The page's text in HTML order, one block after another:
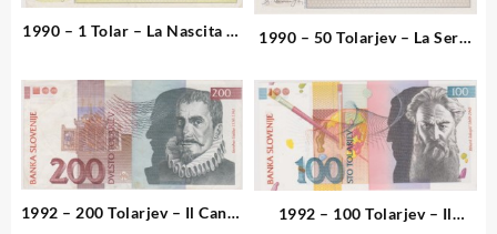
1990 – 1 Tolar – La Nascita di
1990 – 50 Tolarjev – La Serie
1992 – 200 Tolarjev – Il Canto
1992 – 100 Tolarjev – Il